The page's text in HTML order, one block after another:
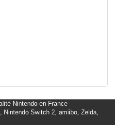
Nintendo en France
Nintendo Switch 2, amiibo, Zelda,